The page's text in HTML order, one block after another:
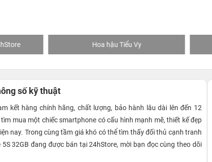
hậu Tiểu Vy Khách mua hàng tại 24hStore
số kỹ thuật
kết hàng chính hãng, chất lượng, bảo hành lâu dài lên đến 12
mua một chiếc smartphone có cấu hình mạnh mẽ, thiết kế đẹp
nay. Trong cùng tầm giá khó có thể tìm thấy đối thủ cạnh tranh
32GB đang được bán tại 24hStore, mời bạn đọc cùng theo dõi